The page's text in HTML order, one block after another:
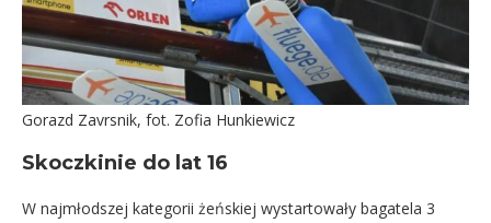
Gorazd Zavrsnik, fot. Zofia Hunkiewicz
Skoczkinie do lat 16
W najmłodszej kategorii żeńskiej wystartowały bagatela 3